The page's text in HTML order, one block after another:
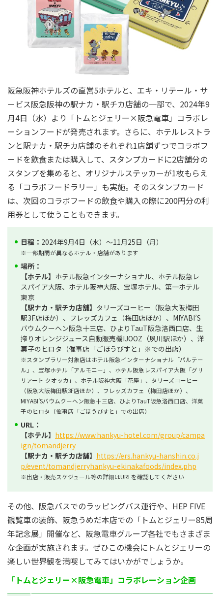
阪急阪神ホテルズの直営5ホテルと、エキ・リテール・サ
ービス阪急阪神の駅ナカ・駅チカ店舗の一部で、2024年9
月4日（水）より「トムとジェリー×阪急電車」コラボレ
ーションフードが発売されます。さらに、ホテルレストラ
ンと駅ナカ・駅チカ店舗のそれぞれ1店舗ずつでコラボフ
ードを飲食または購入して、スタンプカードに2店舗分の
スタンプを集めると、オリジナルステッカーが1枚もらえ
る「コラボフードラリー」も実施。そのスタンプカード
は、次回のコラボフードの飲食や購入の際に200円分の利
用券として使うこともできます。
日程： 2024年9月4日（水）～11月25日（月）
※一部期間が異なるホテル・店舗があります
場所：
【ホテル】 ホテル阪急インターナショナル、ホテル阪急レ
スパイア大阪、ホテル阪神大阪、宝塚ホテル、第一ホテル
東京
【駅ナカ・駅チカ店舗】 タリーズコーヒー（阪急大阪梅田
駅3F店ほか）、フレッズカフェ（梅田店ほか）、MIYABI’S
バウムクーヘン阪急十三店、ひよりTauT阪急洛西口店、生
搾りオレンジジュース自動販売機IJOOZ（夙川駅ほか）、洋
菓子のヒロタ（催事店「ごほうびすと」※での出店）
※スタンプラリー対象店はホテル阪急インターナショナル「パルテー
ル」、宝塚ホテル「アルモニー」、ホテル阪急レスパイア大阪「グリ
リアート クオッカ」、ホテル阪神大阪「花座」、タリーズコーヒー
（阪急大阪梅田駅3F店ほか）、フレッズカフェ（梅田店ほか）、
MIYABI’Sバウムクーヘン阪急十三店、ひよりTauT阪急洛西口店、洋菓
子のヒロタ（催事店「ごほうびすと」での出店）
URL：
【ホテル】 https://www.hankyu-hotel.com/group/campa
ign/tomandjerry
【駅ナカ・駅チカ店舗】 https://ers.hankyu-hanshin.co.j
p/event/tomandjerryhankyu-ekinakafoods/index.php
※出店・販売スケジュール等の詳細はURLを確認してください
その他、阪急バスでのラッピングバス運行や、HEP FIVE
観覧車の装飾、阪急うめだ本店での「トムとジェリー85周
年記念展」開催など、阪急電車グループ各社でもさまざま
な企画が実施されます。ぜひこの機会にトムとジェリーの
楽しい世界観を満喫してみてはいかがでしょうか。
「トムとジェリー×阪急電車」コラボレーション企画